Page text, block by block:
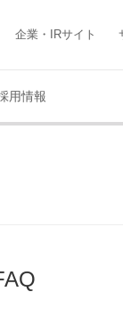
企業・IRサイト
用情報